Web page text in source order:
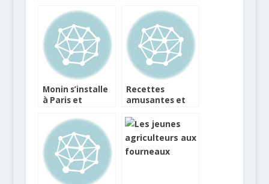
poêlé
Monin s’installe
à Paris et
nouvelles
recettes
Recettes
amusantes et
crevettes et
calamars pour
les enfants